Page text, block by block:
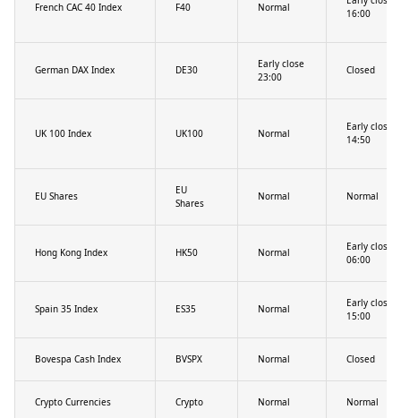
French CAC 40 Index F40 Normal
16:00
German DAX Index DE30
Early close
23:00
Closed
UK 100 Index UK100 Normal
Early close
14:50
EU Shares
EU
Shares
Normal Normal
Hong Kong Index HK50 Normal
Early close
06:00
Spain 35 Index ES35 Normal
Early close
15:00
Bovespa Cash Index BVSPX Normal Closed
Crypto Currencies Crypto Normal Normal